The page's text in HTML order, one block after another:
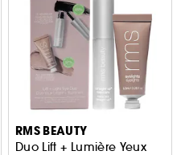
RMS BEAUTY
Duo Lift + Lumière Yeux